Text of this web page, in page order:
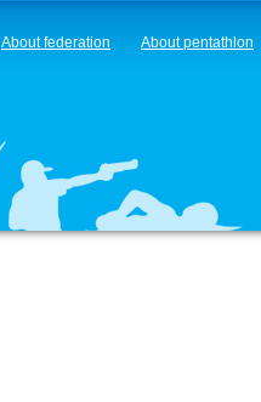
About federation About pentathlon